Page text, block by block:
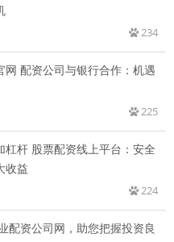
234
网 配资公司与银行合作：机遇
225
杠杆 股票配资线上平台：安全
收益
224
配资公司网，助您把握投资良